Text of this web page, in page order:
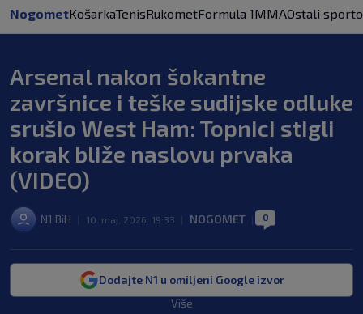
NogometKošarkaTenisRukometFormula 1MMAOstali
Arsenal nakon šokantne
završnice i teške sudijske odluke
srušio West Ham: Topnici stigli
korak bliže naslovu prvaka
(VIDEO)
N1 BiH 10. maj. 2026. 19:33 NOGOMET 0
Dodajte N1 u omiljeni Google izvor
Više